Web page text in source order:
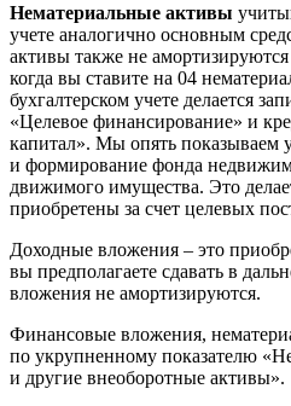
Нематериальные активы
учете аналогично основным
активы также не
когда вы ставите на 04
бухгалтерском учете делается
«Целевое финансирование» и
капитал». Мы опять показываем
и формирование фонда
движимого имущества. Это
приобретены за счет целевых
Доходные вложения – это
вы предполагаете сдавать в
вложения не амортизируются.
Финансовые вложения,
по укрупненному показателю
и другие внеоборотные активы».